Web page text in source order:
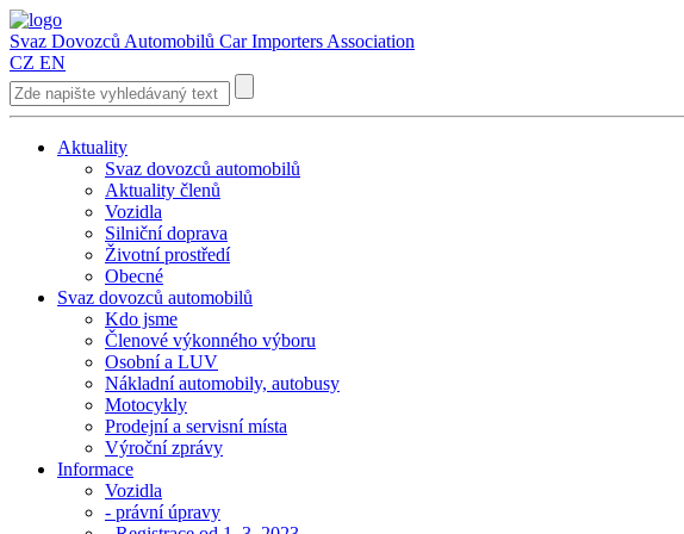
Svaz Dovozců Automobilů Car Importers Association
CZ EN
Aktuality
Svaz dovozců automobilů
Aktuality členů
Vozidla
Silniční doprava
Životní prostředí
Obecné
Svaz dovozců automobilů
Kdo jsme
Členové výkonného výboru
Osobní a LUV
Nákladní automobily, autobusy
Motocykly
Prodejní a servisní místa
Výroční zprávy
Informace
Vozidla
- právní úpravy